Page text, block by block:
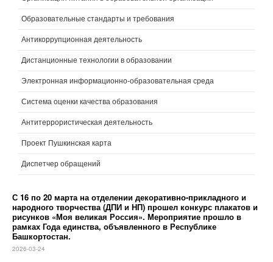
Образовательные стандарты и требования
Антикоррупционная деятельность
Дистанционные технологии в образовании
Электронная информационно-образовательная среда
Система оценки качества образования
Антитеррористическая деятельность
Проект Пушкинская карта
Диспетчер обращений
С 16 по 20 марта на отделении декоративно-прикладного и
народного творчества (ДПИ и НП) прошел конкурс плакатов и
рисунков «Моя великая Россия». Мероприятие прошло в
рамках Года единства, объявленного в Республике
Башкортостан.
2026-03-24